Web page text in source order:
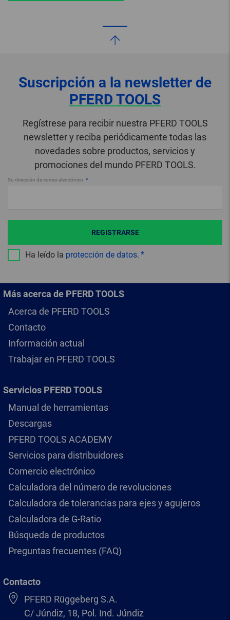
Suscripción a la newsletter de
PFERD TOOLS
Regístrese para recibir nuestra PFERD TOOLS
newsletter y reciba periódicamente todas las
novedades sobre productos, servicios y
promociones del mundo PFERD TOOLS.
Su dirección de correo electrónico
Ha leído la protección de datos.
REGISTRARSE
Más acerca de PFERD TOOLS
Acerca de PFERD TOOLS
Contacto
Información actual
Trabajar en PFERD TOOLS
Servicios PFERD TOOLS
Manual de herramientas
Descargas
PFERD TOOLS ACADEMY
Servicios para distribuidores
Comercio electrónico
Calculadora del número de revoluciones
Calculadora de tolerancias para ejes y agujeros
Calculadora de G-Ratio
Búsqueda de productos
Preguntas frecuentes (FAQ)
Contacto
PFERD Rüggeberg S.A.
C/ Júndiz, 18, Pol. Ind. Júndiz